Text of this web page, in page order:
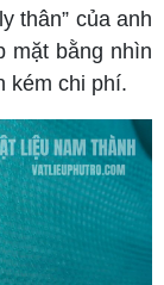
thân” của anh
mặt bằng nhìn
kém chi phí.